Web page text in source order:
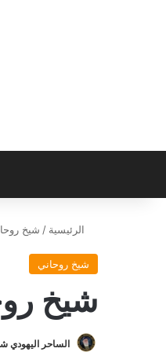
الرئيسية / شيخ
شيخ روحاني
شيخ
الساحر اليهودي